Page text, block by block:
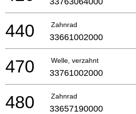
Zahnrad
440 33661002000
Welle, verzahnt
470 33761002000
Zahnrad
480 33657190000